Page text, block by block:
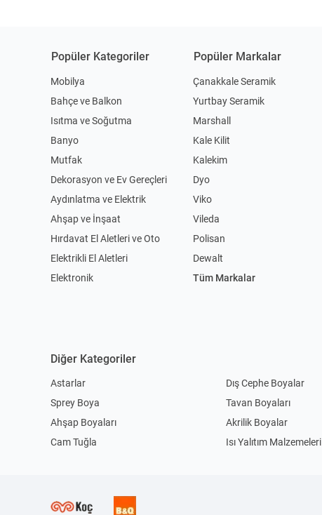
Popüler Kategoriler
Mobilya
Bahçe ve Balkon
Isıtma ve Soğutma
Banyo
Mutfak
Dekorasyon ve Ev Gereçleri
Aydınlatma ve Elektrik
Ahşap ve İnşaat
Hırdavat El Aletleri ve Oto
Elektrikli El Aletleri
Elektronik
Popüler Markalar
Çanakkale Seramik
Yurtbay Seramik
Marshall
Kale Kilit
Kalekim
Dyo
Viko
Vileda
Polisan
Dewalt
Tüm Markalar
Diğer Kategoriler
Astarlar Dış Cephe Boyalar
Sprey Boya
Tavan Boyaları
Ahşap Boyaları
Akrilik Boyalar
Cam Tuğla
Isı Yalıtım Malzemeleri
Duvar Aplikleri